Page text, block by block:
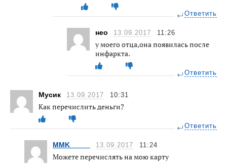
Ответить
нео 13.09.2017 11:26
у моего отца,она появилась после
инфаркта.
Ответить
Мусик 13.09.2017 10:31
Как перечислить деньги?
Ответить
MMK_____ 13.09.2017 11:24
Можете перечислять на мою карту